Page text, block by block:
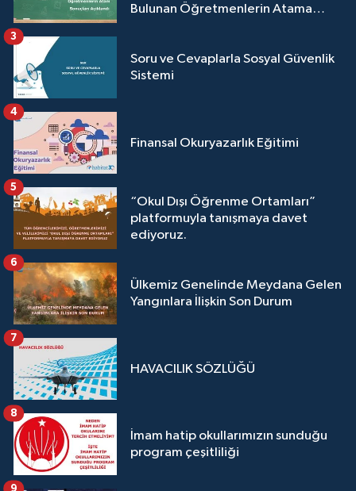
Bulunan Öğretmenlerin Atama
Soru ve Cevaplarla Sosyal Güvenlik
Sistemi
3
Finansal Okuryazarlık Eğitimi
4
“Okul Dışı Öğrenme Ortamları”
platformuyla tanışmaya davet
ediyoruz.
5
Ülkemiz Genelinde Meydana Gelen
Yangınlara İlişkin Son Durum
6
HAVACILIK SÖZLÜĞÜ
7
İmam hatip okullarımızın sunduğu
program çeşitliliği
8
9